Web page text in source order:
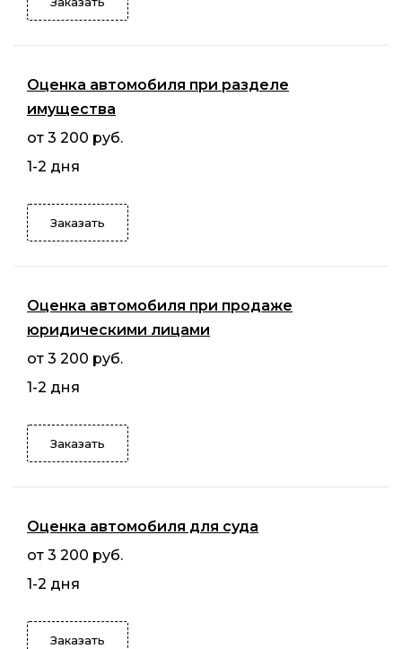
Оценка автомобиля при разделе
имущества
от 3 200 руб.
1-2 дня
Заказать
Оценка автомобиля при продаже
юридическими лицами
от 3 200 руб.
1-2 дня
Заказать
Оценка автомобиля для суда
от 3 200 руб.
1-2 дня
Заказать